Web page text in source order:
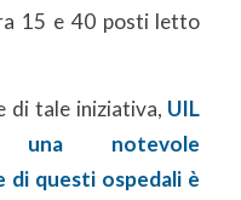
15 e 40 posti letto
di tale iniziativa, UIL
una notevole
di questi ospedali è